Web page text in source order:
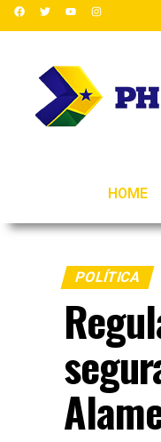
HOME
POLÍTICA